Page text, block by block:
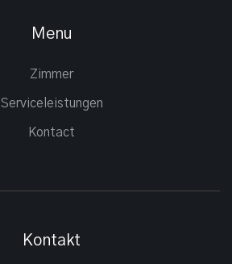
Menu
Zimmer
Serviceleistungen
Kontact
Kontakt